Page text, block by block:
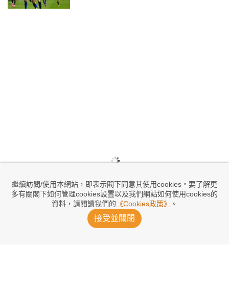
繼續訪問/使用本網站，即表示閣下同意其使用cookies。要了解更
多有關閣下如何管理cookies設置以及我們網站如何使用cookies的
資料，請閱讀我們的 《Cookies政策》 。
接受並關閉